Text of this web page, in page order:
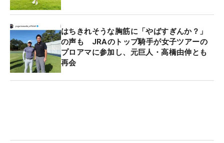
はちきれそうな胸筋に「やばすぎんか？」
の声も JRAのトップ騎手が女子ツアーの
プロアマに参加し、元巨人・高橋由伸とも
再会